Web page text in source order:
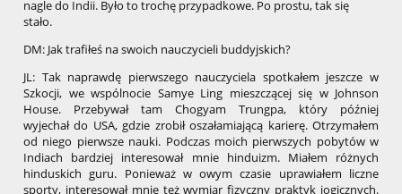
nagle do Indii. Było to trochę przypadkowe. Po prostu, tak się
stało.
DM: Jak trafiłeś na swoich nauczycieli buddyjskich?
JL: Tak naprawdę pierwszego nauczyciela spotkałem jeszcze w
Szkocji, we wspólnocie Samye Ling mieszczącej się w Johnson
House. Przebywał tam Chogyam Trungpa, który później
wyjechał do USA, gdzie zrobił oszałamiającą karierę. Otrzymałem
od niego pierwsze nauki. Podczas moich pierwszych pobytów w
Indiach bardziej interesował mnie hinduizm. Miałem różnych
hinduskich guru. Ponieważ w owym czasie uprawiałem liczne
sporty, interesował mnie też wymiar fizyczny praktyk jogicznych.